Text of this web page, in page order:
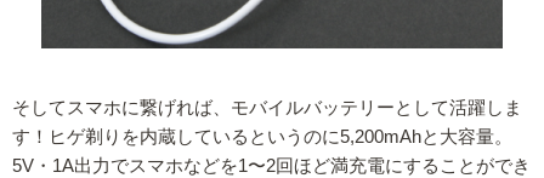
そしてスマホに繋げれば、モバイルバッテリーとして活躍しま
す！ヒゲ剃りを内蔵しているというのに5,200mAhと大容量。
5V・1A出力でスマホなどを1〜2回ほど満充電にすることができ